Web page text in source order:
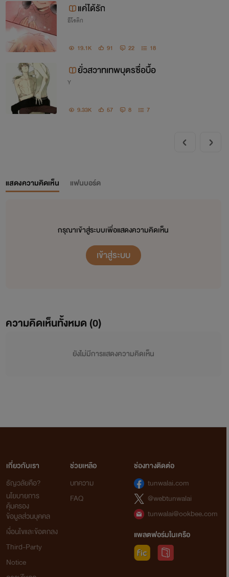
แค่ได้รัก
อีโรติก
19.1K 91 22 18
ยั่วสวาทเทพบุตรซื่อบื้อ
Y
9.33K 57 8 7
แสดงความคิดเห็น แฟนบอร์ด
กรุณาเข้าสู่ระบบเพื่อแสดงความคิดเห็น
เข้าสู่ระบบ
ความคิดเห็นทั้งหมด (0)
ยังไม่มีการแสดงความคิดเห็น
เกี่ยวกับเรา
ธัญวลัยคือ?
นโยบายการ
คุ้มครอง
ข้อมูลส่วนบุคคล
เงื่อนไขและข้อตกลง
Third-Party
Notice
ช่วยเหลือ
บทความ
FAQ
ช่องทางติดต่อ
tunwalai.com
@webtunwalai
tunwalai@ookbee.com
แพลตฟอร์มในเครือ